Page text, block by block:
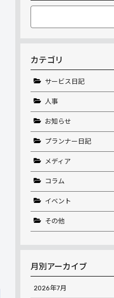
索:
カテゴリ
サービス日記
人事
お知らせ
プランナー日記
メディア
コラム
イベント
その他
月別アーカイブ
2026年7月